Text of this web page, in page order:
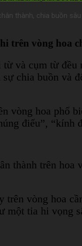
thành, chia buồn
trên vòng hoa
từ và cụm từ
chia buồn và
vòng hoa phổ
điếu”, “kính
thành trên
trên vòng hoa
tia hi vọng